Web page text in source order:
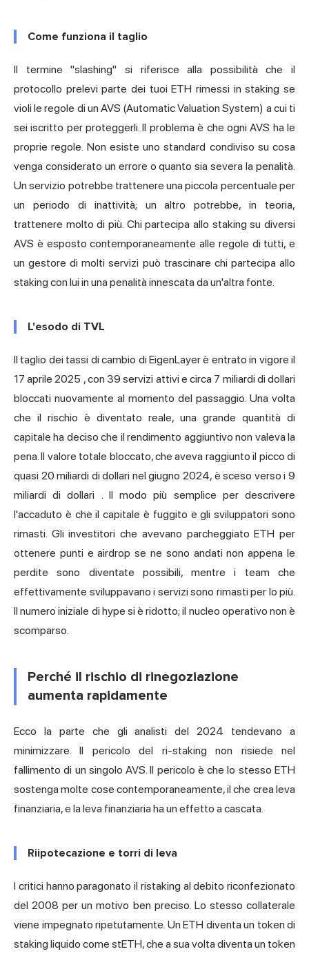
Come funziona il taglio
Il termine "slashing" si riferisce alla possibilità che il
protocollo prelevi parte dei tuoi ETH rimessi in staking se
violi le regole di un AVS (Automatic Valuation System) a cui ti
sei iscritto per proteggerli. Il problema è che ogni AVS ha le
proprie regole. Non esiste uno standard condiviso su cosa
venga considerato un errore o quanto sia severa la penalità.
Un servizio potrebbe trattenere una piccola percentuale per
un periodo di inattività; un altro potrebbe, in teoria,
trattenere molto di più. Chi partecipa allo staking su diversi
AVS è esposto contemporaneamente alle regole di tutti, e
un gestore di molti servizi può trascinare chi partecipa allo
staking con lui in una penalità innescata da un'altra fonte.
L'esodo di TVL
Il taglio dei tassi di cambio di EigenLayer è entrato in vigore il
17 aprile 2025 , con 39 servizi attivi e circa 7 miliardi di dollari
bloccati nuovamente al momento del passaggio. Una volta
che il rischio è diventato reale, una grande quantità di
capitale ha deciso che il rendimento aggiuntivo non valeva la
pena. Il valore totale bloccato, che aveva raggiunto il picco di
quasi 20 miliardi di dollari nel giugno 2024, è sceso verso i 9
miliardi di dollari . Il modo più semplice per descrivere
l'accaduto è che il capitale è fuggito e gli sviluppatori sono
rimasti. Gli investitori che avevano parcheggiato ETH per
ottenere punti e airdrop se ne sono andati non appena le
perdite sono diventate possibili, mentre i team che
effettivamente sviluppavano i servizi sono rimasti per lo più.
Il numero iniziale di hype si è ridotto; il nucleo operativo non è
scomparso.
Perché il rischio di rinegoziazione
aumenta rapidamente
Ecco la parte che gli analisti del 2024 tendevano a
minimizzare. Il pericolo del ri-staking non risiede nel
fallimento di un singolo AVS. Il pericolo è che lo stesso ETH
sostenga molte cose contemporaneamente, il che crea leva
finanziaria, e la leva finanziaria ha un effetto a cascata.
Riipotecazione e torri di leva
I critici hanno paragonato il ristaking al debito riconfezionato
del 2008 per un motivo ben preciso. Lo stesso collaterale
viene impegnato ripetutamente. Un ETH diventa un token di
staking liquido come stETH, che a sua volta diventa un token